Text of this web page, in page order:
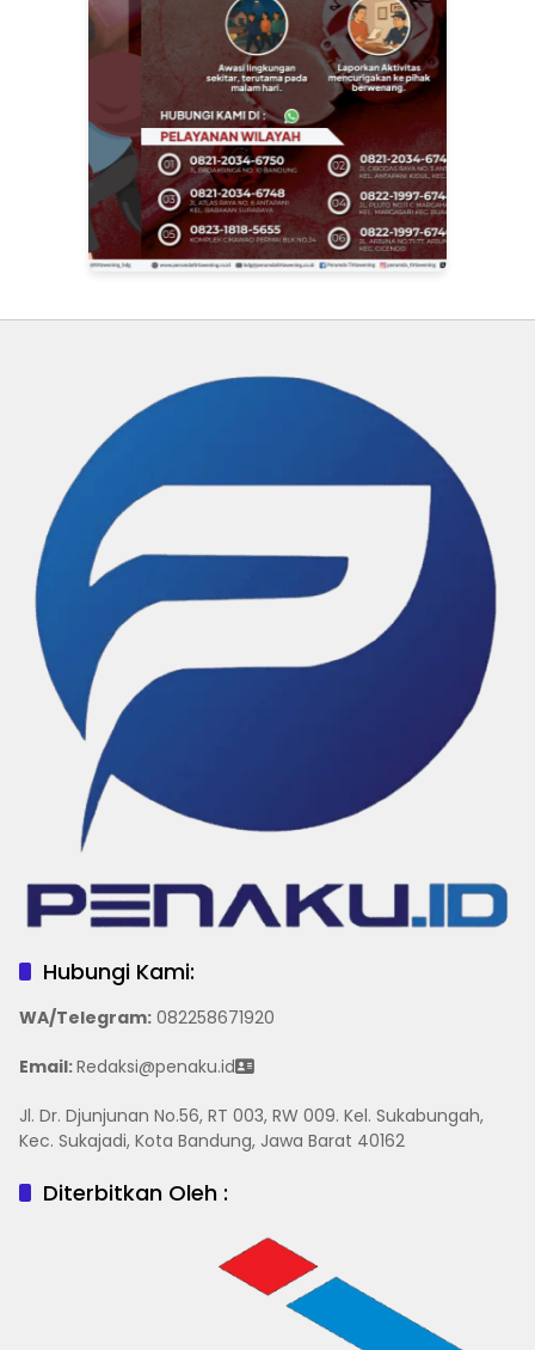
Hubungi Kami:
WA/Telegram: 082258671920
Email:Redaksi@penaku.id
Jl. Dr. Djunjunan No.56, RT 003, RW 009. Kel. Sukabungah,
Kec. Sukajadi, Kota Bandung, Jawa Barat 40162
Diterbitkan Oleh :